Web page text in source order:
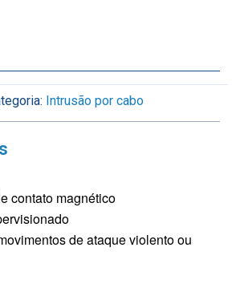
Intrusão por cabo
contato magnético
de ataque violento ou